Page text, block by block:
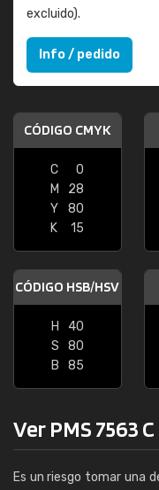
excluido).
Info / pedido
CÓDIGO CMYK
C
0
M
28
Y
80
K
15
CÓDIGO HSB/HSV
H
40
S
80
B
85
Ver PMS 7563
Es un riesgo tomar una